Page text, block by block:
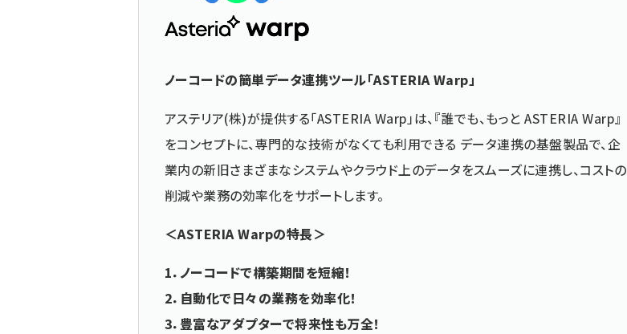
ノーコードの簡単データ連携ツール「ASTERIA Warp」
アステリア(株)が提供する「ASTERIA Warp」は、『誰でも、もっと ASTERIA Warp』
をコンセプトに、専門的な技術がなくても利用できる データ連携の基盤製品で、企
業内の新旧さまざまなシステムやクラウド上のデータをスムーズに連携し、コストの
削減や業務の効率化をサポートします。
＜ASTERIA Warpの特長＞
1．ノーコードで構築期間を短縮！
2．自動化で日々の業務を効率化！
3．豊富なアダプターで将来性も万全！